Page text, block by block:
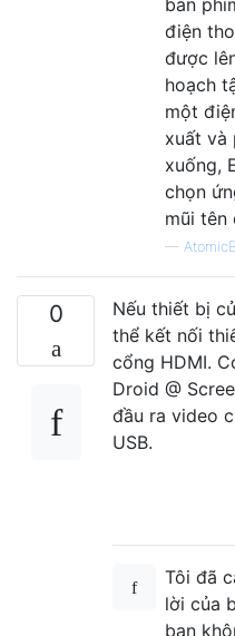
bàn
điện
được
hoạch
một
xuất và
xuống,
chọn
mũi tên
—
0
Nếu thiết bị
thể kết nối
cổng HDMI.
Droid @
đầu ra video
USB.
Tôi đã
lời của
bạn